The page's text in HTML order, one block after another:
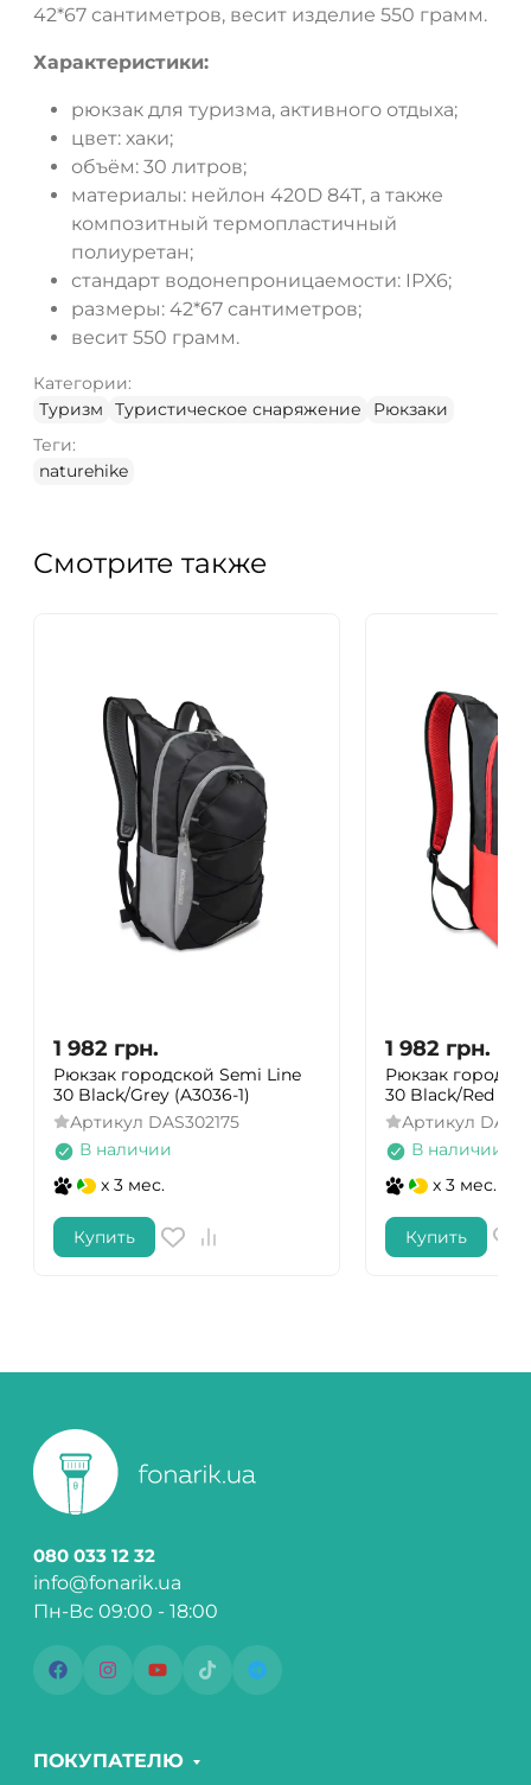
42*67 сантиметров, весит изделие 550 грамм.
Характеристики:
рюкзак для туризма, активного отдыха;
цвет: хаки;
объём: 30 литров;
материалы: нейлон 420D 84T, а также
композитный термопластичный
полиуретан;
стандарт водонепроницаемости: IPX6;
размеры: 42*67 сантиметров;
весит 550 грамм.
Категории:
Туризм
Туристическое снаряжение
Рюкзаки
Теги:
naturehike
Смотрите также
1 982 грн.
Рюкзак городской Semi Line
30 Black/Grey (A3036-1)
Артикул DAS302175
В наличии
x 3 мес.
Купить
1 982 грн.
Рюкзак
30 Black/Red
Артикул
В наличии
x 3 мес.
Купить
080 033 12 32
info@fonarik.ua
Пн-Вс 09:00 - 18:00
ПОКУПАТЕЛЮ